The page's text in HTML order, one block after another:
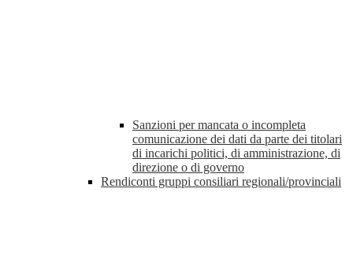
Sanzioni per mancata o incompleta
comunicazione dei dati da parte dei titolari
di incarichi politici, di amministrazione, di
direzione o di governo
Rendiconti gruppi consiliari regionali/provinciali